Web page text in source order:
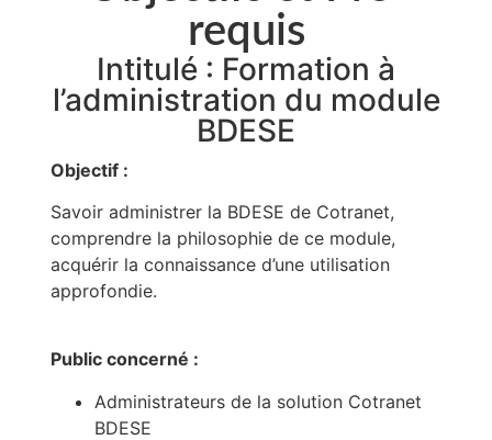
requis
Intitulé : Formation à
l’administration du module
BDESE
Objectif :
Savoir administrer la BDESE de Cotranet,
comprendre la philosophie de ce module,
acquérir la connaissance d’une utilisation
approfondie.
Public concerné :
Administrateurs de la solution Cotranet
BDESE